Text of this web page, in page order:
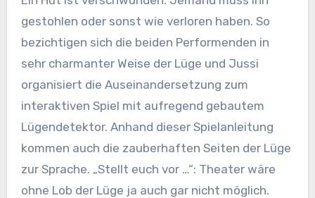
gestohlen oder sonst wie verloren haben. So
bezichtigen sich die beiden Performenden in
sehr charmanter Weise der Lüge und Jussi
organisiert die Auseinandersetzung zum
interaktiven Spiel mit aufregend gebautem
Lügendetektor. Anhand dieser Spielanleitung
kommen auch die zauberhaften Seiten der Lüge
zur Sprache. „Stellt euch vor …“: Theater wäre
ohne Lob der Lüge ja auch gar nicht möglich.